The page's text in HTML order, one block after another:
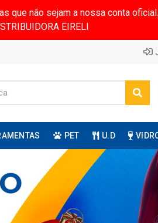
que não sejam a nossa conta
EIRELI
PET U.D